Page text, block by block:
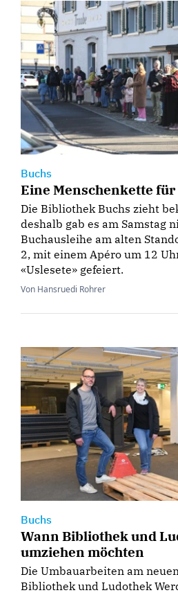
Buchs
Eine Menschenkette für
Die Bibliothek Buchs zieht
deshalb gab es am Samstag
Buchausleihe am alten
2, mit einem Apéro um 12
«Uslesete» gefeiert.
Von Hansruedi Rohrer
Buchs
Wann Bibliothek und
umziehen möchten
Die Umbauarbeiten am
Bibliothek und Ludothek